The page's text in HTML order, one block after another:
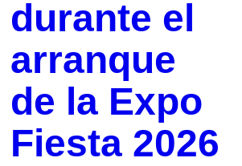
durante el
arranque
de la Expo
Fiesta 2026